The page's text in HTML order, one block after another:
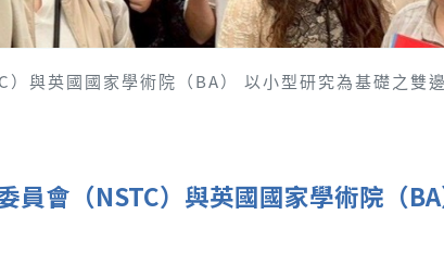
與英國國家學術院（BA） 以小型研究為基礎之雙
員會（NSTC）與英國國家學術院（